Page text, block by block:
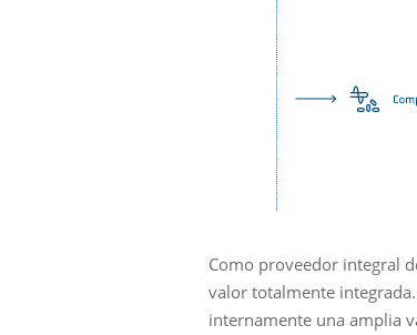
Como proveedor integral
valor totalmente
internamente una amplia